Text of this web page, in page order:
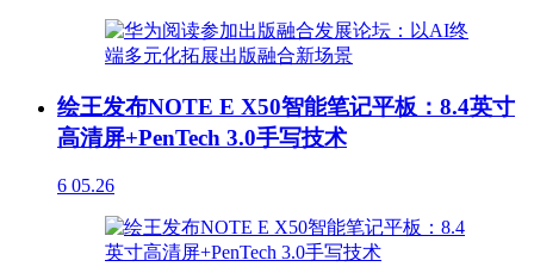
绘王发布NOTE E X50智能笔记平板：8.4英寸
高清屏+PenTech 3.0手写技术
6 05.26